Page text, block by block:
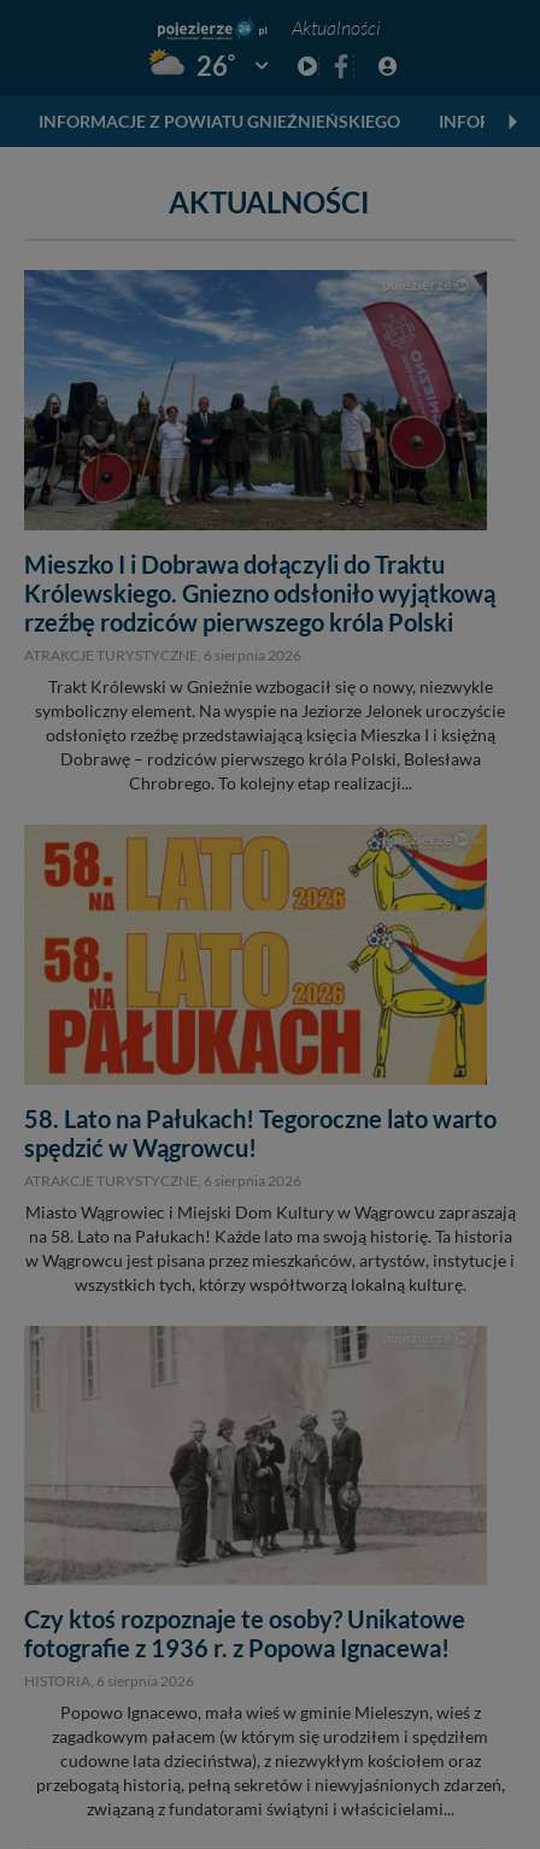
Aktualności
26° Pogoda: Gniezno
INFORMACJE Z POWIATU GNIEŹNIEŃSKIEGO
AKTUALNOŚCI
Mieszko I i Dobrawa dołączyli do Traktu
Królewskiego. Gniezno odsłoniło wyjątkową
rzeźbę rodziców pierwszego króla Polski
ATRAKCJE TURYSTYCZNE, 6 sierpnia 2026
Trakt Królewski w Gnieźnie wzbogacił się o nowy, niezwykle
symboliczny element. Na wyspie na Jeziorze Jelonek uroczyście
odsłonięto rzeźbę przedstawiającą księcia Mieszka I i księżną
Dobrawę – rodziców pierwszego króla Polski, Bolesława
Chrobrego. To kolejny etap realizacji...
58. Lato na Pałukach! Tegoroczne lato warto
spędzić w Wągrowcu!
ATRAKCJE TURYSTYCZNE, 6 sierpnia 2026
Miasto Wągrowiec i Miejski Dom Kultury w Wągrowcu zapraszają
na 58. Lato na Pałukach! Każde lato ma swoją historię. Ta historia
w Wągrowcu jest pisana przez mieszkańców, artystów, instytucje i
wszystkich tych, którzy współtworzą lokalną kulturę.
Czy ktoś rozpoznaje te osoby? Unikatowe
fotografie z 1936 r. z Popowa Ignacewa!
HISTORIA, 6 sierpnia 2026
Popowo Ignacewo, mała wieś w gminie Mieleszyn, wieś z
zagadkowym pałacem (w którym się urodziłem i spędziłem
cudowne lata dzieciństwa), z niezwykłym kościołem oraz
przebogatą historią, pełną sekretów i niewyjaśnionych zdarzeń,
związaną z fundatorami świątyni i właścicielami...